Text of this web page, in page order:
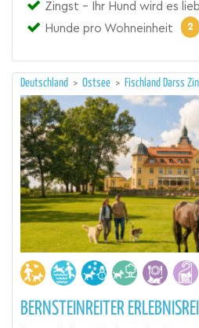
Zingst - Ihr Hund wird es
Hunde pro Wohneinheit
2
Deutschland > Ostsee > Fischland Darss
BERNSTEINREITER